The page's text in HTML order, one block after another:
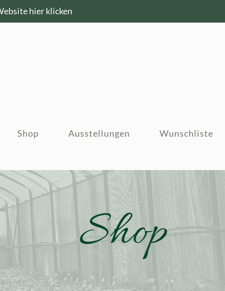
hier klicken
Shop Ausstellungen Wunschliste
Shop